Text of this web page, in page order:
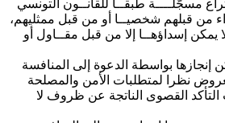
مسجّلــــة طبقــا للقانــون التونسي
من قبلهم شخصيــا أو من قبل ممثليهم،
يمكن إسداؤهــا إلا من قبل مقــاول أو
إنجازها بواسطة الدعوة إلى المنافسة
نظرا لمتطلبات الأمن والمصلحة
التأكد القصوى الناتجة عن ظروف لا